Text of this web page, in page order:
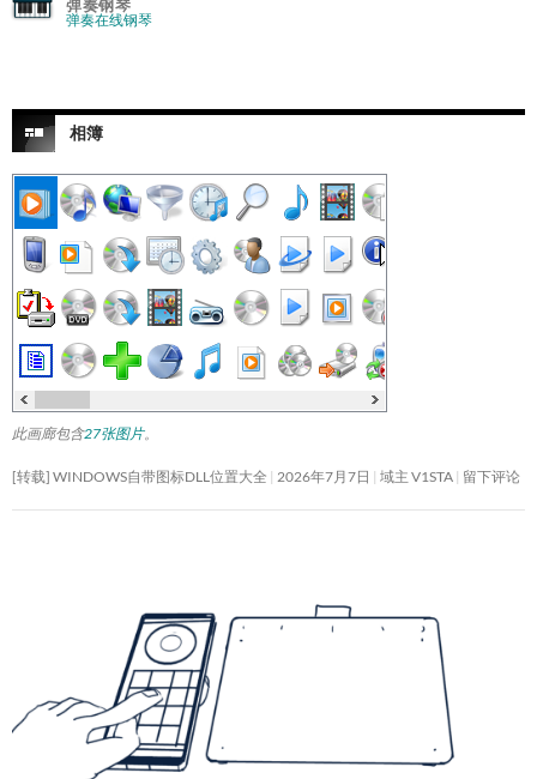
弹奏钢琴
弹奏在线钢琴
相簿
此画廊包含27张图片。
[转载] WINDOWS自带图标DLL位置大全 2026年7月7日 域主 V1STA 留下评论